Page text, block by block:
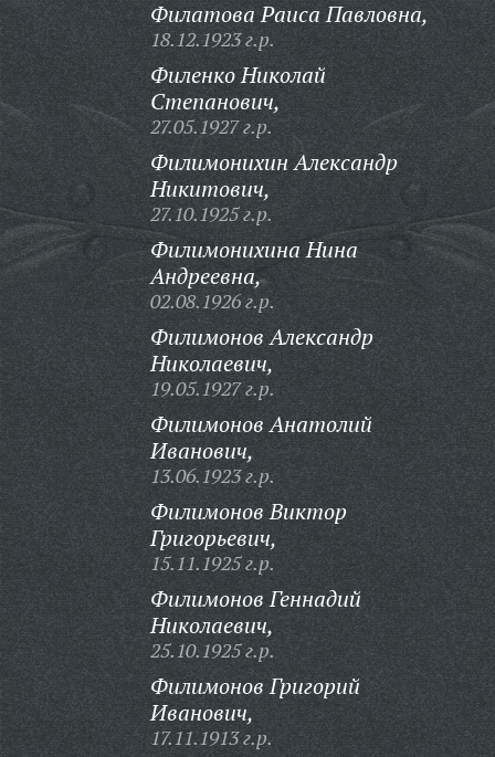
Филатова Раиса Павловна,
18.12.1923 г.р.
Филенко Николай
Степанович,
27.05.1927 г.р.
Филимонихин Александр
Никитович,
27.10.1925 г.р.
Филимонихина Нина
Андреевна,
02.08.1926 г.р.
Филимонов Александр
Николаевич,
19.05.1927 г.р.
Филимонов Анатолий
Иванович,
13.06.1923 г.р.
Филимонов Виктор
Григорьевич,
15.11.1925 г.р.
Филимонов Геннадий
Николаевич,
25.10.1925 г.р.
Филимонов Григорий
Иванович,
17.11.1913 г.р.